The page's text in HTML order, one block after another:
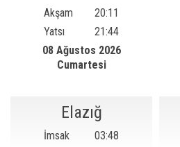
Akşam
20:11
Yatsı
21:44
08 Ağustos 2026
Cumartesi
Elazığ
İmsak
03:48